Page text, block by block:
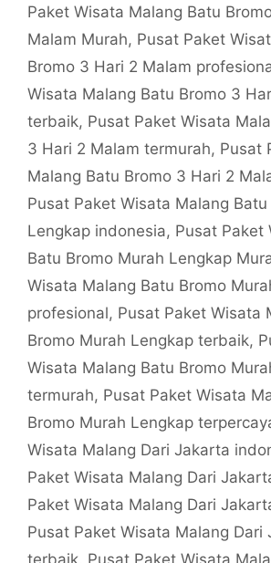
Paket Wisata Malang Batu
Malam Murah, Pusat Paket
Bromo 3 Hari 2 Malam
Wisata Malang Batu Bromo 3
terbaik, Pusat Paket Wisata
3 Hari 2 Malam termurah, Pusat
Malang Batu Bromo 3 Hari 2
Pusat Paket Wisata Malang
Lengkap indonesia, Pusat Paket
Batu Bromo Murah Lengkap
Wisata Malang Batu Bromo
profesional, Pusat Paket Wisata
Bromo Murah Lengkap terbaik,
Wisata Malang Batu Bromo
termurah, Pusat Paket Wisata
Bromo Murah Lengkap
Wisata Malang Dari Jakarta
Paket Wisata Malang Dari
Paket Wisata Malang Dari
Pusat Paket Wisata Malang Dari
terbaik, Pusat Paket Wisata